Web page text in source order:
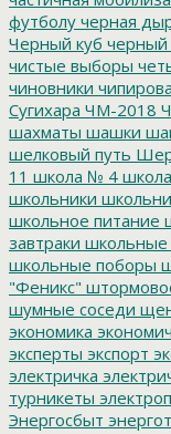
футболу черная
Черный куб черный
чистые выборы
чиновники
Сугихара ЧМ-2018
шахматы шашки
шелковый путь
11 школа № 4
школьники
школьное питание
завтраки школьные
школьные поборы
"Феникс"
шумные соседи
экономика
эксперты экспорт
электричка
турникеты
Энергосбыт